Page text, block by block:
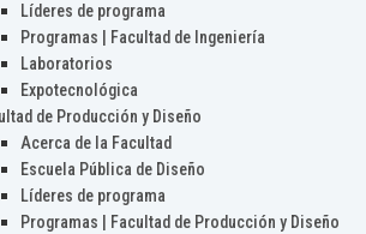
Líderes de programa
Programas | Facultad de Ingeniería
Laboratorios
Expotecnológica
de Producción y Diseño
Acerca de la Facultad
Escuela Pública de Diseño
Líderes de programa
Programas | Facultad de Producción y Diseño